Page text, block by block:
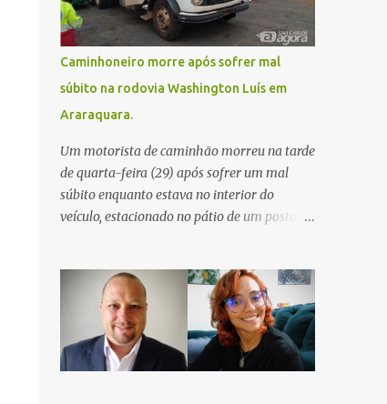
Caminhoneiro morre após sofrer mal
súbito na rodovia Washington Luís em
Araraquara.
Um motorista de caminhão morreu na tarde
de quarta-feira (29) após sofrer um mal
súbito enquanto estava no interior do
veículo, estacionado no pátio de um posto de
Araraquara. De acordo com informações da
Artesp, a concessionária foi acionada por
meio do telefone 0800 após relatos de que
havia um condutor inconsciente dentro de
um caminhão. Equipes de resgate foram